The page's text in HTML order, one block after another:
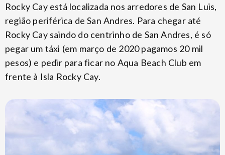
Rocky Cay está localizada nos arredores de San Luis,
região periférica de San Andres. Para chegar até
Rocky Cay saindo do centrinho de San Andres, é só
pegar um táxi (em março de 2020 pagamos 20 mil
pesos) e pedir para ficar no Aqua Beach Club em
frente à Isla Rocky Cay.